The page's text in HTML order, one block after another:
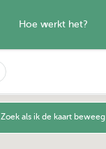
Hoe werkt het?
Zoek als ik de kaart beweeg